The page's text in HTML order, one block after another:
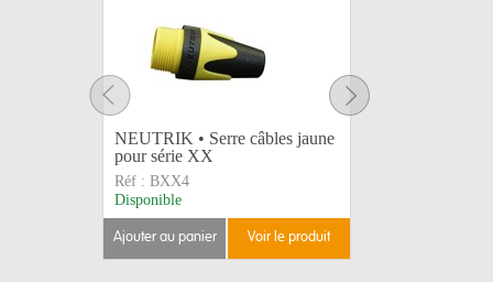
NEUTRIK • Serre câbles jaune
pour série XX
Réf : BXX4
Disponible
ajouter au panier voir le produit